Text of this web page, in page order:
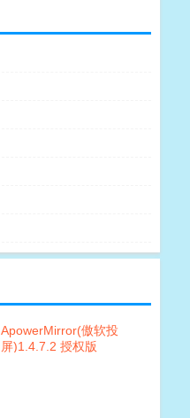
ApowerMirror(傲软投
屏)1.4.7.2 授权版